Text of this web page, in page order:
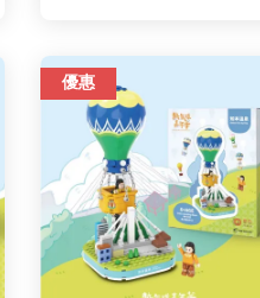
優惠